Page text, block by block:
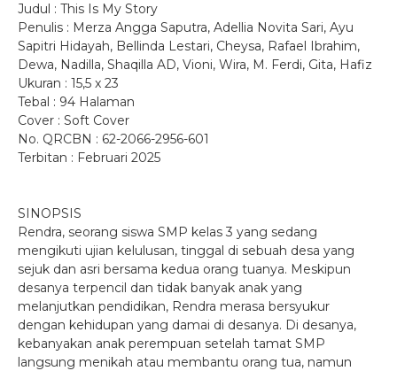
Judul : This Is My Story
Penulis : Merza Angga Saputra, Adellia Novita Sari, Ayu
Sapitri Hidayah, Bellinda Lestari, Cheysa, Rafael Ibrahim,
Dewa, Nadilla, Shaqilla AD, Vioni, Wira, M. Ferdi, Gita, Hafiz
Ukuran : 15,5 x 23
Tebal : 94 Halaman
Cover : Soft Cover
No. QRCBN : 62-2066-2956-601
Terbitan : Februari 2025
SINOPSIS
Rendra, seorang siswa SMP kelas 3 yang sedang
mengikuti ujian kelulusan, tinggal di sebuah desa yang
sejuk dan asri bersama kedua orang tuanya. Meskipun
desanya terpencil dan tidak banyak anak yang
melanjutkan pendidikan, Rendra merasa bersyukur
dengan kehidupan yang damai di desanya. Di desanya,
kebanyakan anak perempuan setelah tamat SMP
langsung menikah atau membantu orang tua, namun